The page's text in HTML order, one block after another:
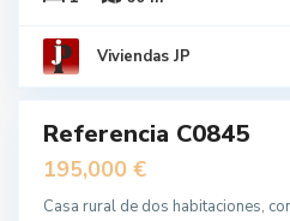
Viviendas JP
17
Referencia C0845
195,000 €
Casa rural de dos habitaciones,